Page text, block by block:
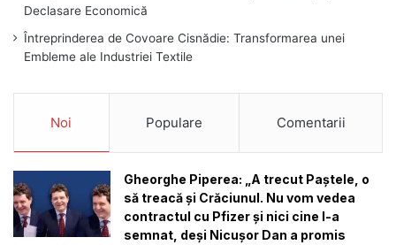
Declasare Economică
Întreprinderea de Covoare Cisnădie: Transformarea unei
Embleme ale Industriei Textile
Noi Populare Comentarii
Gheorghe Piperea: „A trecut Paștele, o
să treacă și Crăciunul. Nu vom vedea
contractul cu Pfizer și nici cine l-a
semnat, deși Nicușor Dan a promis